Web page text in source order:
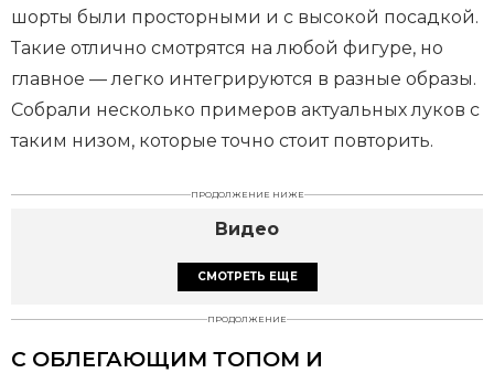
шорты были просторными и с высокой посадкой.
Такие отлично смотрятся на любой фигуре, но
главное — легко интегрируются в разные образы.
Собрали несколько примеров актуальных луков с
таким низом, которые точно стоит повторить.
ПРОДОЛЖЕНИЕ НИЖЕ
Видео
СМОТРЕТЬ ЕЩЕ
ПРОДОЛЖЕНИЕ
С ОБЛЕГАЮЩИМ ТОПОМ И